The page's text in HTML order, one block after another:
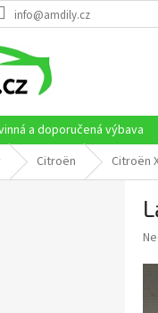
info@amdily.cz
a doporučená výbava
Citroën Citroën